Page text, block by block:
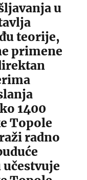
u
teorije,
primene
1400
Topole
radno
učestvuje